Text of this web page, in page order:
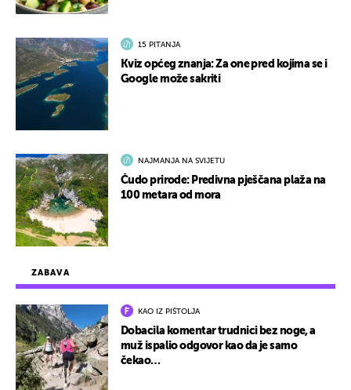
ZABAVA
KAO IZ PIŠTOLJA
Dobacila komentar trudnici bez noge, a
muž ispalio odgovor kao da je samo
čekao…
15 PITANJA
Kviz općeg znanja: Za one pred kojima se i
Google može sakriti
NAJMANJA NA SVIJETU
Čudo prirode: Predivna pješčana plaža na
100 metara od mora